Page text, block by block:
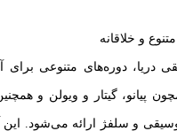
و خلاقانه
دریا، دوره‌های متنوعی برای
پیانو، گیتار و ویولن و
و سلفژ ارائه می‌شود. این